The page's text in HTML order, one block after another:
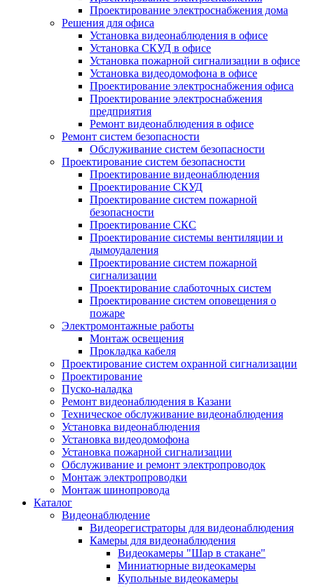
Проектирование электроснабжения дома
Решения для офиса
Установка видеонаблюдения в офисе
Установка СКУД в офисе
Установка пожарной сигнализации в офисе
Установка видеодомофона в офисе
Проектирование электроснабжения офиса
Проектирование электроснабжения
предприятия
Ремонт видеонаблюдения в офисе
Ремонт систем безопасности
Обслуживание систем безопасности
Проектирование систем безопасности
Проектирование видеонаблюдения
Проектирование СКУД
Проектирование систем пожарной
безопасности
Проектирование СКС
Проектирование системы вентиляции и
дымоудаления
Проектирование систем пожарной
сигнализации
Проектирование слаботочных систем
Проектирование систем оповещения о
пожаре
Электромонтажные работы
Монтаж освещения
Прокладка кабеля
Проектирование систем охранной сигнализации
Проектирование
Пуско-наладка
Ремонт видеонаблюдения в Казани
Техническое обслуживание видеонаблюдения
Установка видеонаблюдения
Установка видеодомофона
Установка пожарной сигнализации
Обслуживание и ремонт электропроводок
Монтаж электропроводки
Монтаж шинопровода
Каталог
Видеонаблюдение
Видеорегистраторы для видеонаблюдения
Камеры для видеонаблюдения
Видеокамеры "Шар в стакане"
Миниатюрные видеокамеры
Купольные видеокамеры